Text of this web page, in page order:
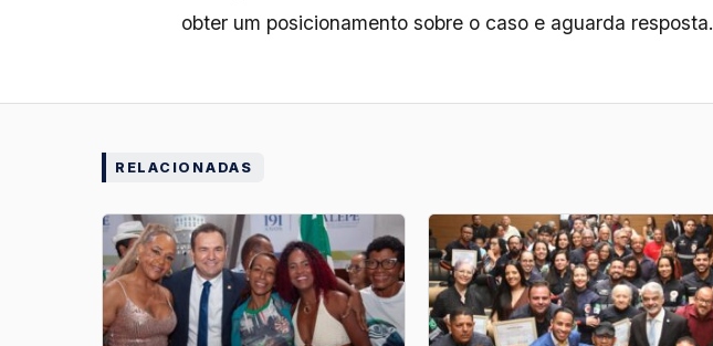
obter um posicionamento sobre o caso e aguarda resposta.
RELACIONADAS